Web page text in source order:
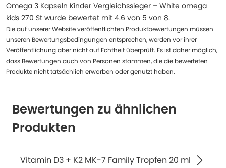
Omega 3 Kapseln Kinder Vergleichssieger – White omega
kids 270 St wurde bewertet mit 4.6 von 5 von 8.
Die auf unserer Website veröffentlichten Produktbewertungen müssen
unseren Bewertungsbedingungen entsprechen, werden vor ihrer
Veröffentlichung aber nicht auf Echtheit überprüft. Es ist daher möglich,
dass Bewertungen auch von Personen stammen, die die bewerteten
Produkte nicht tatsächlich erworben oder genutzt haben.
Bewertungen zu ähnlichen
Produkten
Vitamin D3 + K2 MK-7 Family Tropfen 20 ml